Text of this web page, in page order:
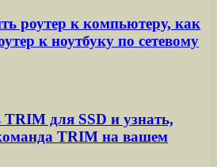
роутер к компьютеру, как
к ноутбуку по сетевому
для SSD и узнать,
TRIM на вашем